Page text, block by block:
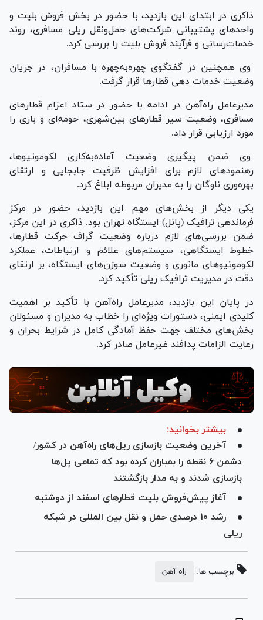
ذاکری در ابتدای این بازدید، با حضور در بخش فروش بلیت و
واحد‌های پشتیبانی شرکت‌های حمل‌ونقل ریلی مسافری، روند
خدمات‌رسانی و فرآیند فروش بلیت را بررسی کرد.
وی همچنین در گفتگوی چهره‌به‌چهره با مسافران، در جریان
وضعیت خدمات دهی قطار‌ها قرار گرفت.
مدیرعامل راه‌آهن در ادامه با حضور در ستاد اعزام قطار‌های
مسافری، وضعیت سیر قطار‌های بین‌شهری، حومه‌ای و باری را
مورد ارزیابی قرار داد.
وی ضمن پیگیری وضعیت آماده‌به‌کاری لکوموتیوها،
رهنمود‌های لازم برای افزایش ظرفیت جابجایی و ارتقای
بهره‌وری ناوگان را به مدیران مربوطه ابلاغ کرد.
یکی دیگر از بخش‌های مهم این بازدید، حضور در مرکز
فرماندهی ترافیک (پانل) ایستگاه تهران بود. ذاکری در این مرکز،
ضمن بررسی‌های لازم درباره وضعیت گراف حرکت قطارها،
خطوط ایستگاهی، سیستم‌های علائم و ارتباطات، عملکرد
لکوموتیو‌های مانوری و وضعیت سوزن‌های ایستگاه، بر ارتقای
دقت در مدیریت ترافیک ریلی تأکید کرد.
در پایان این بازدید، مدیرعامل راه‌آهن با تأکید بر اهمیت
کلیدی ایمنی، دستورات ویژه‌ای را خطاب به مدیران و مسئولان
بخش‌های مختلف جهت حفظ آمادگی کامل در شرایط بحران و
رعایت الزامات پدافند غیرعامل صادر کرد.
بیشتر بخوانید:
آخرین وضعیت بازسازی ریل‌های راه‌آهن در کشور/
دشمن ۶ نقطه را بمباران کرده بود که تمامی پل‌ها
بازسازی شدند و به مدار بازگشتند
آغاز پیش‌فروش بلیت قطار‌های اسفند از دوشنبه
رشد ۱۰ درصدی حمل و نقل بین المللی در شبکه
ریلی
برچسب ها: راه آهن